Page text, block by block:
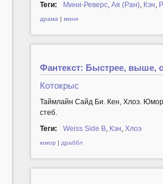
Теги:
Мини-Реверс, Ая (Ран), Кэн,
драма | мини
Фантекст: Быстрее, выше,
Котокрыс
Таймлайн Сайд Би. Кен, Хлоэ.
стеб.
Теги:
Weiss Side B, Кэн, Хлоэ
юмор | драббл